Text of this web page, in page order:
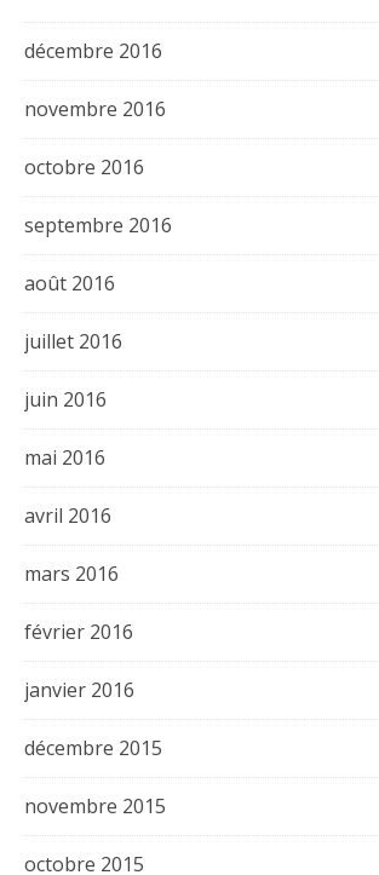
décembre 2016
novembre 2016
octobre 2016
septembre 2016
août 2016
juillet 2016
juin 2016
mai 2016
avril 2016
mars 2016
février 2016
janvier 2016
décembre 2015
novembre 2015
octobre 2015